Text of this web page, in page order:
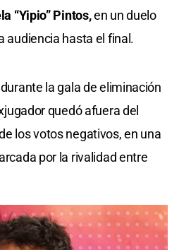
“Yipio” Pintos,en un duelo
audiencia hasta el final.
la gala de eliminación
quedó afuera del
los votos negativos, en una
por la rivalidad entre